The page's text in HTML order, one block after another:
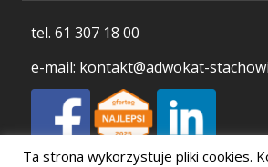
tel. 61 307 18 00
e-mail: kontakt@adwokat-
Ta strona wykorzystuje pliki cookies.